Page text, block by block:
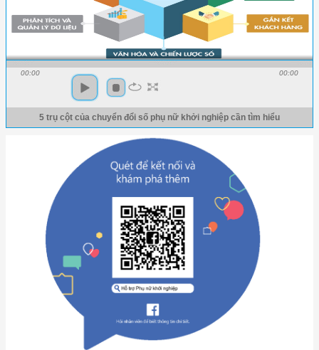
00:00 00:00
5 trụ cột của chuyển đổi số phụ nữ khởi nghiệp cần tìm hiểu